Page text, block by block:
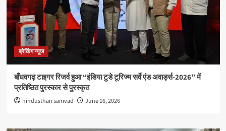
ब्रेकिंग न्यूज
बाँधवगढ़ टाइगर रिजर्व हुआ “इंडिया टुडे टूरिज्म सर्वे एंड अवार्ड्स-2026” में
प्रतिष्ठित पुरस्कार से पुरस्कृत
hindusthan samvad June 16, 2026